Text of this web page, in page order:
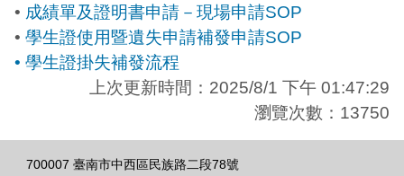
• 成績單及證明書申請－現場申請SOP
• 學生證使用暨遺失申請補發申請SOP
• 學生證掛失補發流程
上次更新時間：2025/8/1 下午 01:47:29
瀏覽次數：13750
700007 臺南市中西區民族路二段78號